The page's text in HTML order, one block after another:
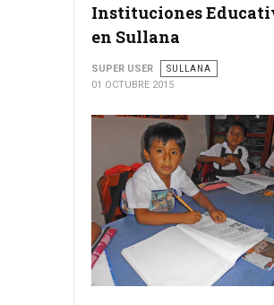
Instituciones
en Sullana
SUPER USER
SULLANA
01 OCTUBRE 2015